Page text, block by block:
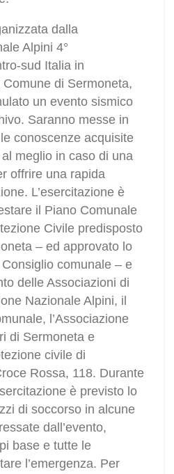
dalla
Alpini 4°
sud Italia in
di Sermoneta,
un evento sismico
Saranno messe in
conoscenze acquisite
meglio in caso di una
offrire una rapida
L’esercitazione è
il Piano Comunale
Civile predisposto
– ed approvato lo
comunale – e
delle Associazioni di
Nazionale Alpini, il
l’Associazione
di Sermoneta e
civile di
Rossa, 118. Durante
è previsto lo
di soccorso in alcune
dall’evento,
base e tutte le
l’emergenza. Per